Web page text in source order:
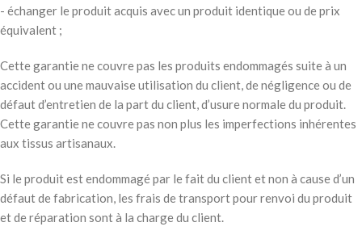
- échanger le produit acquis avec un produit identique ou de prix
équivalent ;
Cette garantie ne couvre pas les produits endommagés suite à un
accident ou une mauvaise utilisation du client, de négligence ou de
défaut d’entretien de la part du client, d’usure normale du produit.
Cette garantie ne couvre pas non plus les imperfections inhérentes
aux tissus artisanaux.
Si le produit est endommagé par le fait du client et non à cause d’un
défaut de fabrication, les frais de transport pour renvoi du produit
et de réparation sont à la charge du client.